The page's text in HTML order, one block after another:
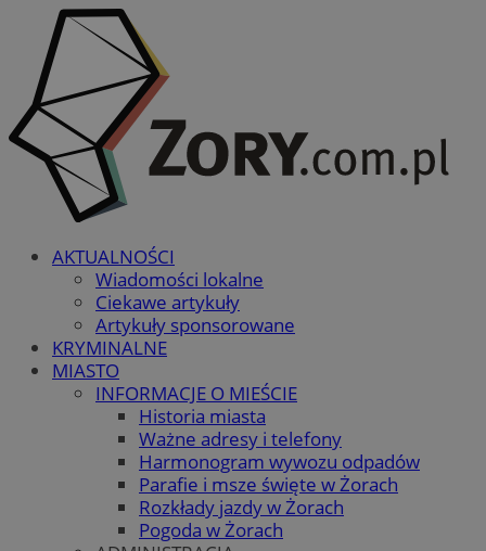
AKTUALNOŚCI
Wiadomości lokalne
Ciekawe artykuły
Artykuły sponsorowane
KRYMINALNE
MIASTO
INFORMACJE O MIEŚCIE
Historia miasta
Ważne adresy i telefony
Harmonogram wywozu odpadów
Parafie i msze święte w Żorach
Rozkłady jazdy w Żorach
Pogoda w Żorach